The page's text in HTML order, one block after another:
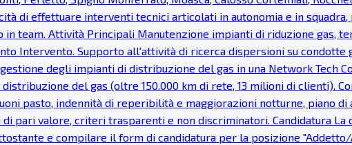
di effettuare interventi tecnici articolati in autonomia e in
team. Attività Principali Manutenzione impianti di riduzione gas,
Intervento. Supporto all'attività di ricerca dispersioni su condotte
degli impianti di distribuzione del gas in una Network Tech
del gas (oltre 150.000 km di rete, 13 milioni di clienti).
pasto, indennità di reperibilità e maggiorazioni notturne, piano
pari valore, criteri trasparenti e non discriminatori. Candidatura
e compilare il form di candidatura per la posizione